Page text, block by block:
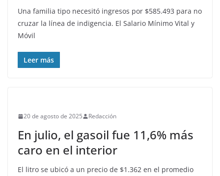
Una familia tipo necesitó ingresos por $585.493 para no
cruzar la línea de indigencia. El Salario Mínimo Vital y
Móvil
Leer más
20 de agosto de 2025 Redacción
En julio, el gasoil fue 11,6% más
caro en el interior
El litro se ubicó a un precio de $1.362 en el promedio